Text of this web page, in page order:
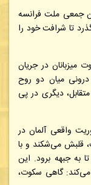
جمعی ملت فرانسه
تا شرافت خود را
در جریان
میان دو روح
دیگری در پی
واقعی آلمان در
قلبش می‌شکند و با
به جبهه برود. این
می‌کند: گاهی سکوت،